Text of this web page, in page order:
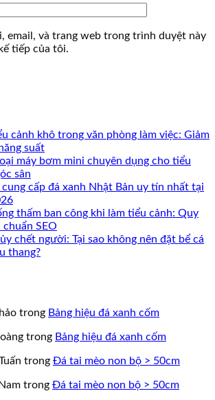
email, và trang web trong trình duyệt này
tiếp của tôi.
cảnh khô trong văn phòng làm việc: Giảm
suất
máy bơm mini chuyên dụng cho tiểu
sân
cấp đá xanh Nhật Bản uy tín nhất tại
thấm ban công khi làm tiểu cảnh: Quy
SEO
chết người: Tại sao không nên đặt bể cá
thang?
trong Bảng hiệu đá xanh cốm
trong Bảng hiệu đá xanh cốm
trong Đá tai mèo non bộ > 50cm
trong Đá tai mèo non bộ > 50cm